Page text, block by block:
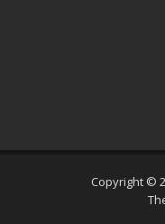
Copyright ©